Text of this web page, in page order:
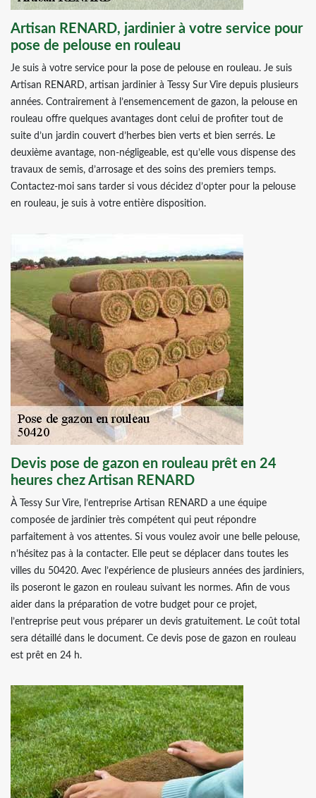
Artisan RENARD, jardinier à votre service pour
pose de pelouse en rouleau
Je suis à votre service pour la pose de pelouse en rouleau. Je suis
Artisan RENARD, artisan jardinier à Tessy Sur Vire depuis plusieurs
années. Contrairement à l’ensemencement de gazon, la pelouse en
rouleau offre quelques avantages dont celui de profiter tout de
suite d’un jardin couvert d’herbes bien verts et bien serrés. Le
deuxième avantage, non-négligeable, est qu’elle vous dispense des
travaux de semis, d’arrosage et des soins des premiers temps.
Contactez-moi sans tarder si vous décidez d’opter pour la pelouse
en rouleau, je suis à votre entière disposition.
Devis pose de gazon en rouleau prêt en 24
heures chez Artisan RENARD
À Tessy Sur Vire, l’entreprise Artisan RENARD a une équipe
composée de jardinier très compétent qui peut répondre
parfaitement à vos attentes. Si vous voulez avoir une belle pelouse,
n’hésitez pas à la contacter. Elle peut se déplacer dans toutes les
villes du 50420. Avec l’expérience de plusieurs années des jardiniers,
ils poseront le gazon en rouleau suivant les normes. Afin de vous
aider dans la préparation de votre budget pour ce projet,
l’entreprise peut vous préparer un devis gratuitement. Le coût total
sera détaillé dans le document. Ce devis pose de gazon en rouleau
est prêt en 24 h.